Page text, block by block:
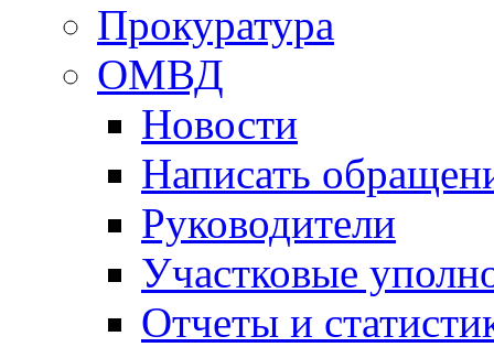
Прокуратура
ОМВД
Новости
Написать
Руководители
Участковые
Отчеты и